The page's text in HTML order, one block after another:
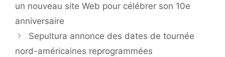
un nouveau site Web pour célébrer son 10e
anniversaire
Sepultura annonce des dates de tournée
nord-américaines reprogrammées